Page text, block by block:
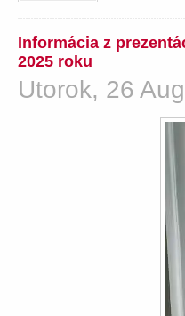
Informácia z
2025 roku
Utorok, 26